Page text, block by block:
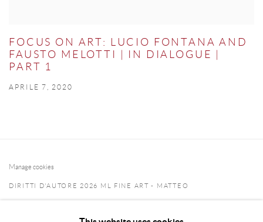
FOCUS ON ART: LUCIO FONTANA AND
FAUSTO MELOTTI | IN DIALOGUE |
PART 1
APRILE 7, 2020
Manage cookies
DIRITTI D'AUTORE 2026 ML FINE ART - MATTEO